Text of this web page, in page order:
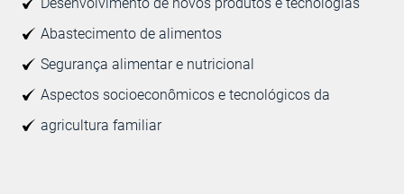
Abastecimento de alimentos
Segurança alimentar e nutricional
Aspectos socioeconômicos e tecnológicos da
agricultura familiar